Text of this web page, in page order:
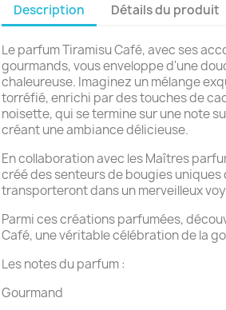
Description Détails du produit
Le parfum Tiramisu Café, avec ses
gourmands, vous enveloppe d'une
chaleureuse. Imaginez un mélange
torréfié, enrichi par des touches de
noisette, qui se termine sur une note
créant une ambiance délicieuse.
En collaboration avec les Maîtres
créé des senteurs de bougies uniques
transporteront dans un merveilleux
Parmi ces créations parfumées,
Café, une véritable célébration de la
Les notes du parfum :
Gourmand